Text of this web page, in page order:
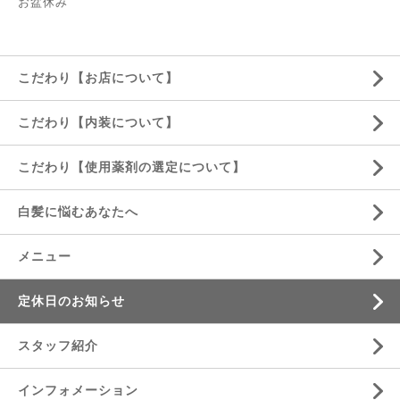
こだわり【お店について】
こだわり【内装について】
こだわり【使用薬剤の選定について】
白髪に悩むあなたへ
メニュー
定休日のお知らせ
スタッフ紹介
インフォメーション